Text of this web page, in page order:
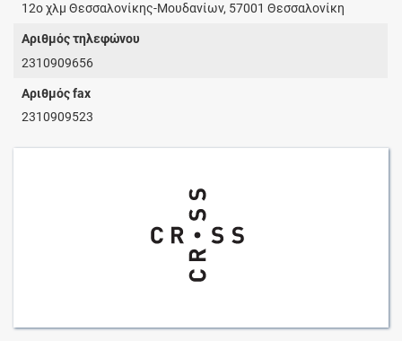
12ο χλμ Θεσσαλονίκης-Μουδανίων, 57001 Θεσσαλονίκη
Αριθμός τηλεφώνου
2310909656
Αριθμός fax
2310909523